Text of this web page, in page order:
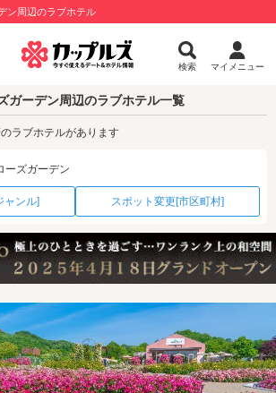
ン周辺のラブホテル
検索 マイメニュー
ガーデン周辺のラブホテル一覧
ラブホテルがあります
ーズガーデン
ャンル] スポット変更[市区町村]